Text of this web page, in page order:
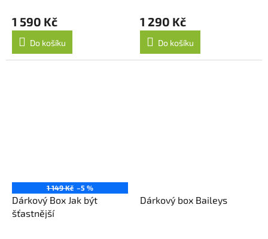
1 590 Kč
Do košíku
1 290 Kč
Do košíku
1 149 Kč –5 %
Dárkový Box Jak být
šťastnější
Dárkový box Baileys